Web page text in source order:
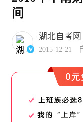
间
湖北自考网
2015-12-21